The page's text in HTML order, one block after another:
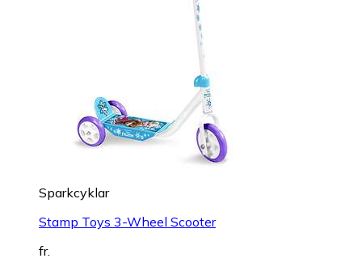
Sparkcyklar
Stamp Toys 3-Wheel Scooter
fr.